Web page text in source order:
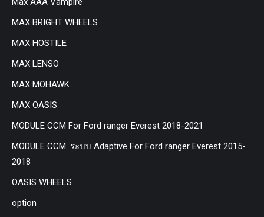
MAX BRIGHT WHEELS
MAX HOSTILE
MAX LENSO
MAX MOHAWK
MAX OASIS
MODULE CCM For Ford ranger Everest 2018-2021
MODULE CCM. ระบบ Adaptive For Ford ranger Everest 2015-
2018
OASIS WHEELS
option